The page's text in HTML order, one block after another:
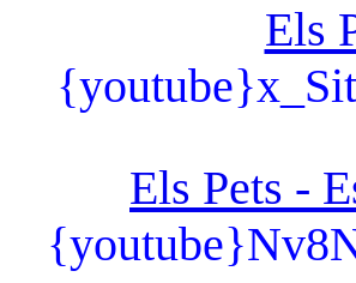
Els
Els Pets -